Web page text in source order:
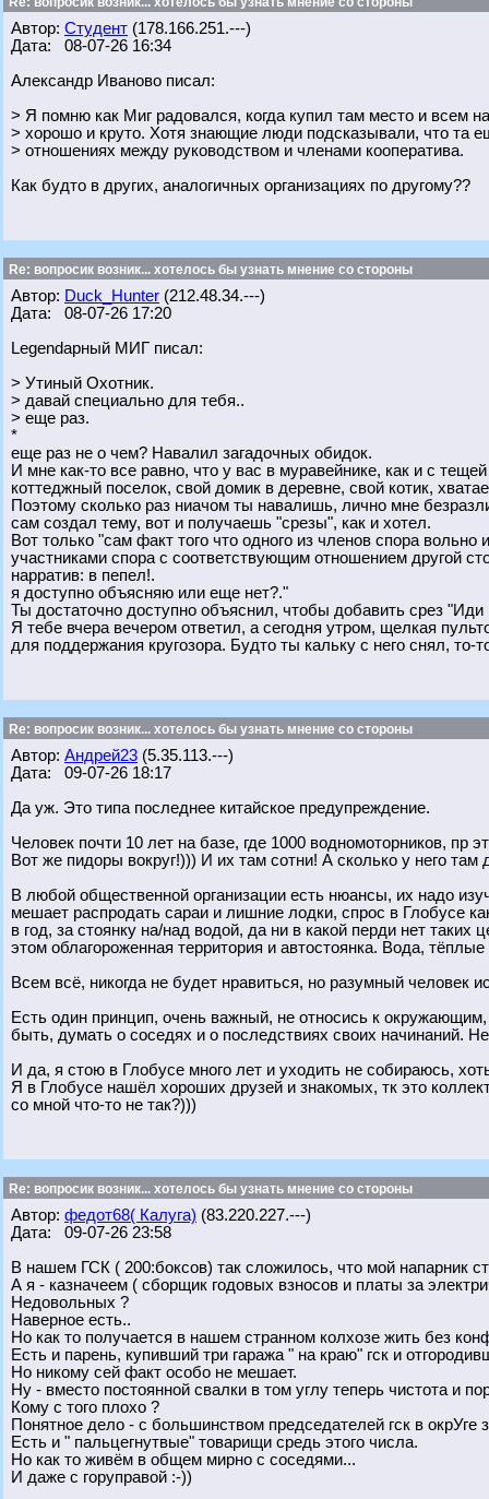
Автор: Студент (178.166.251.---)
Дата: 08-07-26 16:34
Александр Иваново писал:
> Я помню как Миг радовался, когда купил там место и всем
> хорошо и круто. Хотя знающие люди подсказывали, что та
> отношениях между руководством и членами кооператива.
Как будто в других, аналогичных организациях по другому??
Re: вопросик возник... хотелось бы узнать мнение со стороны
Автор: Duck_Hunter (212.48.34.---)
Дата: 08-07-26 17:20
Legendарный МИГ писал:
> Утиный Охотник.
> давай специально для тебя..
> еще раз.
*
еще раз не о чем? Навалил загадочных обидок.
И мне как-то все равно, что у вас в муравейнике, как и с
коттеджный поселок, свой домик в деревне, свой котик,
Поэтому сколько раз ниачом ты навалишь, лично мне
сам создал тему, вот и получаешь "срезы", как и хотел.
Вот только "сам факт того что одного из членов спора
участниками спора с соответствующим отношением другой
нарратив: в пепел!.
я доступно объясняю или еще нет?."
Ты достаточно доступно объяснил, чтобы добавить срез
Я тебе вчера вечером ответил, а сегодня утром, щелкая
для поддержания кругозора. Будто ты кальку с него снял, то-
Re: вопросик возник... хотелось бы узнать мнение со стороны
Автор: Андрей23 (5.35.113.---)
Дата: 09-07-26 18:17
Да уж. Это типа последнее китайское предупреждение.
Человек почти 10 лет на базе, где 1000 водномоторников,
Вот же пидоры вокруг!))) И их там сотни! А сколько у него там
В любой общественной организации есть нюансы, их надо
мешает распродать сараи и лишние лодки, спрос в Глобусе
в год, за стоянку на/над водой, да ни в какой перди нет
этом облагороженная территория и автостоянка. Вода,
Всем всё, никогда не будет нравиться, но разумный человек
Есть один принцип, очень важный, не относись к
быть, думать о соседях и о последствиях своих начинаний.
И да, я стою в Глобусе много лет и уходить не собираюсь,
Я в Глобусе нашёл хороших друзей и знакомых, тк это
со мной что-то не так?)))
Re: вопросик возник... хотелось бы узнать мнение со стороны
Автор: федот68( Калуга) (83.220.227.---)
Дата: 09-07-26 23:58
В нашем ГСК ( 200:боксов) так сложилось, что мой напарник
А я - казначеем ( сборщик годовых взносов и платы за
Недовольных ?
Наверное есть..
Но как то получается в нашем странном колхозе жить без
Есть и парень, купивший три гаража " на краю" гск и
Но никому сей факт особо не мешает.
Ну - вместо постоянной свалки в том углу теперь чистота и
Кому с того плохо ?
Понятное дело - с большинством председателей гск в окрУге
Есть и " пальцегнутвые" товарищи средь этого числа.
Но как то живём в общем мирно с соседями...
И даже с горуправой :-))